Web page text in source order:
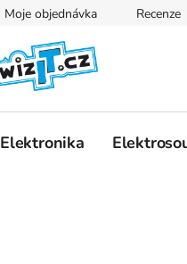
Moje objednávka Recenze
Elektronika